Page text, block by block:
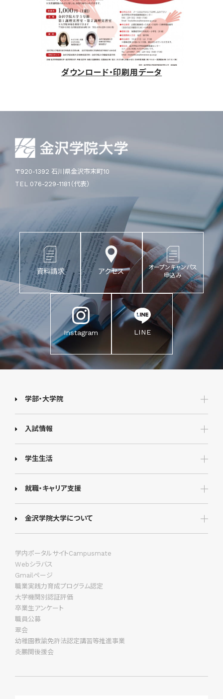
ダウンロード・印刷用データ
〒920-1392 石川県金沢市末町10
TEL 076-229-1181（代表）
資料請求 アクセス
オープンキャンパス
申込み
Instagram LINE
学部・大学院
入試情報
学生生活
就職・キャリア支援
金沢学院大学について
学内ポータルサイトCampusmate
Webシラバス
Gmailページ
職業実践力育成プログラム認定
大学機関別認証評価
卒業生アンケート
職員公募
翠会
幼稚園教諭免許法認定講習等推進事業
炎鵬関後援会